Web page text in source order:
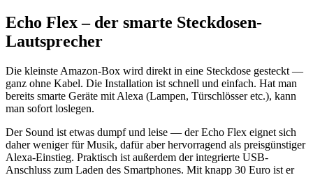
Echo Flex – der smarte Steckdosen-
Lautsprecher
Die kleinste Amazon-Box wird direkt in eine Steckdose gesteckt —
ganz ohne Kabel. Die Installation ist schnell und einfach. Hat man
bereits smarte Geräte mit Alexa (Lampen, Türschlösser etc.), kann
man sofort loslegen.
Der Sound ist etwas dumpf und leise — der Echo Flex eignet sich
daher weniger für Musik, dafür aber hervorragend als preisgünstiger
Alexa-Einstieg. Praktisch ist außerdem der integrierte USB-
Anschluss zum Laden des Smartphones. Mit knapp 30 Euro ist er